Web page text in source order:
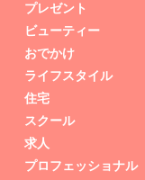
プレゼント
ビューティー
おでかけ
ライフスタイル
住宅
スクール
求人
プロフェッショナル